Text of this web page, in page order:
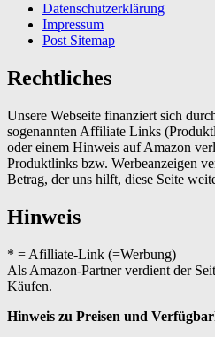
Datenschutzerklärung
Impressum
Post Sitemap
Rechtliches
Unsere Webseite finanziert sich
sogenannten Affiliate Links
oder einem Hinweis auf Amazon
Produktlinks bzw. Werbeanzeigen
Betrag, der uns hilft, diese Seite
Hinweis
* = Afilliate-Link (=Werbung)
Als Amazon-Partner verdient der
Käufen.
Hinweis zu Preisen und